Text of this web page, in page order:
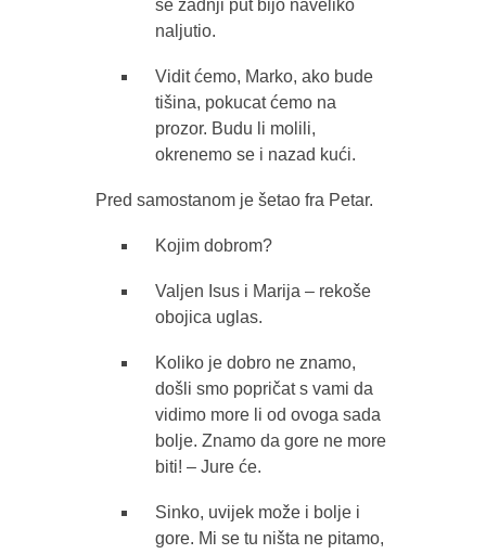
se zadnji put bijo naveliko
naljutio.
Vidit ćemo, Marko, ako bude
tišina, pokucat ćemo na
prozor. Budu li molili,
okrenemo se i nazad kući.
Pred samostanom je šetao fra Petar.
Kojim dobrom?
Valjen Isus i Marija – rekoše
obojica uglas.
Koliko je dobro ne znamo,
došli smo popričat s vami da
vidimo more li od ovoga sada
bolje. Znamo da gore ne more
biti! – Jure će.
Sinko, uvijek može i bolje i
gore. Mi se tu ništa ne pitamo,